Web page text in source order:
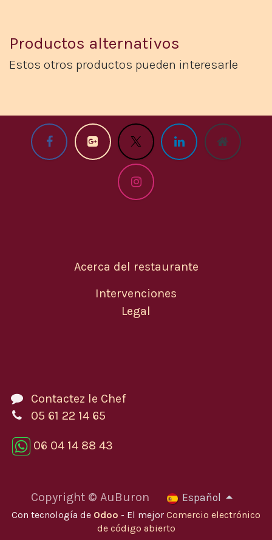
Productos alternativos
Estos otros productos pueden interesarle​
Acerca del restaurante
Intervenciones
Legal
Contactez le Chef
05 61 22 14 65
06 04 14 88 43
Copyright © AuBuron Español
Con tecnología de Odoo - El mejor Comercio electrónico
de código abierto